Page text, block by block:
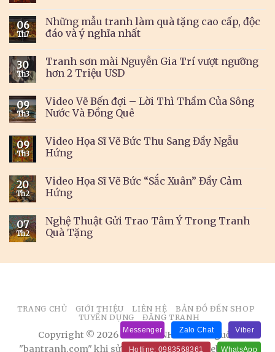
06
Th7
Những mẫu tranh làm quà tặng cao cấp, độc
đáo và ý nghĩa nhất
30
Th3
Tranh sơn mài Nguyễn Gia Trí vượt ngưỡng
hơn 2 Triệu USD
09
Th3
Video Vẽ Bến đợi – Lời Thì Thầm Của Sông
Nước Và Đồng Quê
09
Th3
Video Họa Sĩ Vẽ Bức Thu Sang Đầy Ngẫu
Hứng
20
Th2
Video Họa Sĩ Vẽ Bức “Sắc Xuân” Đầy Cảm
Hứng
07
Th2
Nghệ Thuật Gửi Trao Tâm Ý Trong Tranh
Quà Tặng
TRANG CHỦ GIỚI THIỆU LIÊN HỆ
BẢN ĐỒ ĐẾN SHOP
TUYỂN DỤNG
ĐĂNG TRANH
Copyright © 2026 BÁN TRANH. Ghi rõ nguồn
"bantranh.com" khi sử dụng thông tin từ website này
Viber
Zalo Chat
Messenger
WhatsApp
Hotline: 0983568361